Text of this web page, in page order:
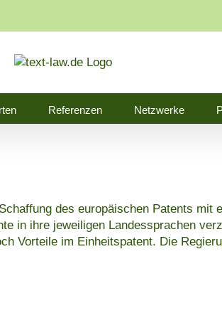
Referenzen Netzwerke
des europäischen Patents mit
in ihre jeweiligen Landessprachen
Vorteile im Einheitspatent. Die